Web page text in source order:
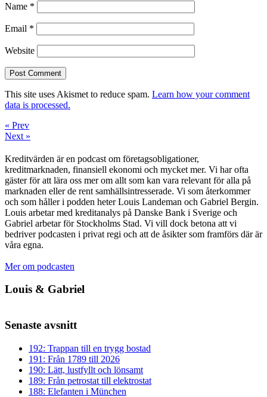
Name *
Email *
Website
This site uses Akismet to reduce spam. Learn how your comment
data is processed.
« Prev
Next »
Kreditvärden är en podcast om företagsobligationer,
kreditmarknaden, finansiell ekonomi och mycket mer. Vi har ofta
gäster för att lära oss mer om allt som kan vara relevant för alla på
marknaden eller de rent samhällsintresserade. Vi som återkommer
och som håller i podden heter Louis Landeman och Gabriel Bergin.
Louis arbetar med kreditanalys på Danske Bank i Sverige och
Gabriel arbetar för Stockholms Stad. Vi vill dock betona att vi
bedriver podcasten i privat regi och att de åsikter som framförs där är
våra egna.
Mer om podcasten
Louis & Gabriel
Senaste avsnitt
192: Trappan till en trygg bostad
191: Från 1789 till 2026
190: Lätt, lustfyllt och lönsamt
189: Från petrostat till elektrostat
188: Elefanten i München